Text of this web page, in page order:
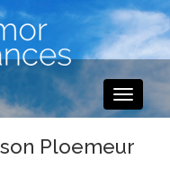
Toggle
Ploemeur